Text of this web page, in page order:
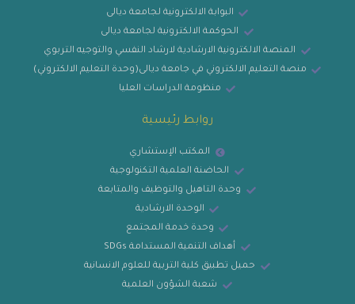
البوابة الالكترونية لجامعة ديالى
الحوكمة الالكترونية لجامعة ديالى
المنصة الالكترونية الارشادية لارشاد النفسي والتوجيه التربوي
منصة التعليم الالكتروني في جامعة ديالى(وحدة التعليم الالكتروني)
منظومة الدراسات العليا
روابط رئيسية
المكتب الإستشاري
الحاضنة العلمية التكنولوجية
وحدة التاهيل والتوظيف والمتابعة
الوحدة الارشادية
وحدة خدمة المجتمع
أهداف التنمية المستدامة SDGs
حميل تطبيق كلية التربية للعلوم الانسانية
شعبة الشؤون العلمية